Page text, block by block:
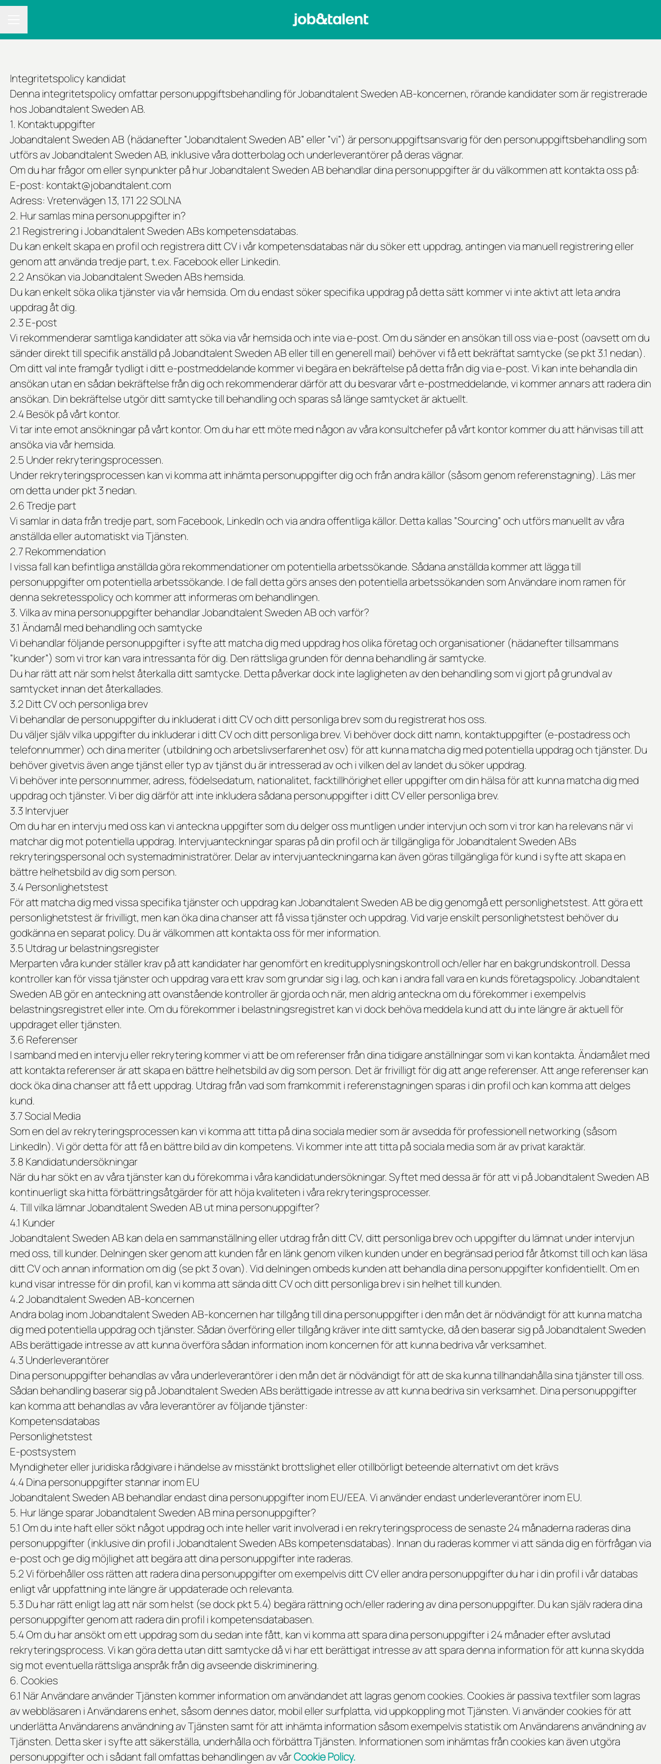
Integritetspolicy kandidat
Denna integritetspolicy omfattar personuppgiftsbehandling för Jobandtalent Sweden AB-koncernen, rörande kandidater som är registrerade
hos Jobandtalent Sweden AB.
1. Kontaktuppgifter
Jobandtalent Sweden AB (hädanefter ”Jobandtalent Sweden AB” eller ”vi”) är personuppgiftsansvarig för den personuppgiftsbehandling som
utförs av Jobandtalent Sweden AB, inklusive våra dotterbolag och underleverantörer på deras vägnar.
Om du har frågor om eller synpunkter på hur Jobandtalent Sweden AB behandlar dina personuppgifter är du välkommen att kontakta oss på:
E-post: kontakt@jobandtalent.com
Adress: Vretenvägen 13, 171 22 SOLNA
2. Hur samlas mina personuppgifter in?
2.1 Registrering i Jobandtalent Sweden ABs kompetensdatabas.
Du kan enkelt skapa en profil och registrera ditt CV i vår kompetensdatabas när du söker ett uppdrag, antingen via manuell registrering eller
genom att använda tredje part, t.ex. Facebook eller Linkedin.
2.2 Ansökan via Jobandtalent Sweden ABs hemsida.
Du kan enkelt söka olika tjänster via vår hemsida. Om du endast söker specifika uppdrag på detta sätt kommer vi inte aktivt att leta andra
uppdrag åt dig.
2.3 E-post
Vi rekommenderar samtliga kandidater att söka via vår hemsida och inte via e-post. Om du sänder en ansökan till oss via e-post (oavsett om du
sänder direkt till specifik anställd på Jobandtalent Sweden AB eller till en generell mail) behöver vi få ett bekräftat samtycke (se pkt 3.1 nedan).
Om ditt val inte framgår tydligt i ditt e-postmeddelande kommer vi begära en bekräftelse på detta från dig via e-post. Vi kan inte behandla din
ansökan utan en sådan bekräftelse från dig och rekommenderar därför att du besvarar vårt e-postmeddelande, vi kommer annars att radera din
ansökan. Din bekräftelse utgör ditt samtycke till behandling och sparas så länge samtycket är aktuellt.
2.4 Besök på vårt kontor.
Vi tar inte emot ansökningar på vårt kontor. Om du har ett möte med någon av våra konsultchefer på vårt kontor kommer du att hänvisas till att
ansöka via vår hemsida.
2.5 Under rekryteringsprocessen.
Under rekryteringsprocessen kan vi komma att inhämta personuppgifter dig och från andra källor (såsom genom referenstagning). Läs mer
om detta under pkt 3 nedan.
2.6 Tredje part
Vi samlar in data från tredje part, som Facebook, LinkedIn och via andra offentliga källor. Detta kallas ”Sourcing” och utförs manuellt av våra
anställda eller automatiskt via Tjänsten.
2.7 Rekommendation
I vissa fall kan befintliga anställda göra rekommendationer om potentiella arbetssökande. Sådana anställda kommer att lägga till
personuppgifter om potentiella arbetssökande. I de fall detta görs anses den potentiella arbetssökanden som Användare inom ramen för
denna sekretesspolicy och kommer att informeras om behandlingen.
3. Vilka av mina personuppgifter behandlar Jobandtalent Sweden AB och varför?
3.1 Ändamål med behandling och samtycke
Vi behandlar följande personuppgifter i syfte att matcha dig med uppdrag hos olika företag och organisationer (hädanefter tillsammans
”kunder”) som vi tror kan vara intressanta för dig. Den rättsliga grunden för denna behandling är samtycke.
Du har rätt att när som helst återkalla ditt samtycke. Detta påverkar dock inte lagligheten av den behandling som vi gjort på grundval av
samtycket innan det återkallades.
3.2 Ditt CV och personliga brev
Vi behandlar de personuppgifter du inkluderat i ditt CV och ditt personliga brev som du registrerat hos oss.
Du väljer själv vilka uppgifter du inkluderar i ditt CV och ditt personliga brev. Vi behöver dock ditt namn, kontaktuppgifter (e-postadress och
telefonnummer) och dina meriter (utbildning och arbetslivserfarenhet osv) för att kunna matcha dig med potentiella uppdrag och tjänster. Du
behöver givetvis även ange tjänst eller typ av tjänst du är intresserad av och i vilken del av landet du söker uppdrag.
Vi behöver inte personnummer, adress, födelsedatum, nationalitet, facktillhörighet eller uppgifter om din hälsa för att kunna matcha dig med
uppdrag och tjänster. Vi ber dig därför att inte inkludera sådana personuppgifter i ditt CV eller personliga brev.
3.3 Intervjuer
Om du har en intervju med oss kan vi anteckna uppgifter som du delger oss muntligen under intervjun och som vi tror kan ha relevans när vi
matchar dig mot potentiella uppdrag. Intervjuanteckningar sparas på din profil och är tillgängliga för Jobandtalent Sweden ABs
rekryteringspersonal och systemadministratörer. Delar av intervjuanteckningarna kan även göras tillgängliga för kund i syfte att skapa en
bättre helhetsbild av dig som person.
3.4 Personlighetstest
För att matcha dig med vissa specifika tjänster och uppdrag kan Jobandtalent Sweden AB be dig genomgå ett personlighetstest. Att göra ett
personlighetstest är frivilligt, men kan öka dina chanser att få vissa tjänster och uppdrag. Vid varje enskilt personlighetstest behöver du
godkänna en separat policy. Du är välkommen att kontakta oss för mer information.
3.5 Utdrag ur belastningsregister
Merparten våra kunder ställer krav på att kandidater har genomfört en kreditupplysningskontroll och/eller har en bakgrundskontroll. Dessa
kontroller kan för vissa tjänster och uppdrag vara ett krav som grundar sig i lag, och kan i andra fall vara en kunds företagspolicy. Jobandtalent
Sweden AB gör en anteckning att ovanstående kontroller är gjorda och när, men aldrig anteckna om du förekommer i exempelvis
belastningsregistret eller inte. Om du förekommer i belastningsregistret kan vi dock behöva meddela kund att du inte längre är aktuell för
uppdraget eller tjänsten.
3.6 Referenser
I samband med en intervju eller rekrytering kommer vi att be om referenser från dina tidigare anställningar som vi kan kontakta. Ändamålet med
att kontakta referenser är att skapa en bättre helhetsbild av dig som person. Det är frivilligt för dig att ange referenser. Att ange referenser kan
dock öka dina chanser att få ett uppdrag. Utdrag från vad som framkommit i referenstagningen sparas i din profil och kan komma att delges
kund.
3.7 Social Media
Som en del av rekryteringsprocessen kan vi komma att titta på dina sociala medier som är avsedda för professionell networking (såsom
LinkedIn). Vi gör detta för att få en bättre bild av din kompetens. Vi kommer inte att titta på sociala media som är av privat karaktär.
3.8 Kandidatundersökningar
När du har sökt en av våra tjänster kan du förekomma i våra kandidatundersökningar. Syftet med dessa är för att vi på Jobandtalent Sweden AB
kontinuerligt ska hitta förbättringsåtgärder för att höja kvaliteten i våra rekryteringsprocesser.
4. Till vilka lämnar Jobandtalent Sweden AB ut mina personuppgifter?
4.1 Kunder
Jobandtalent Sweden AB kan dela en sammanställning eller utdrag från ditt CV, ditt personliga brev och uppgifter du lämnat under intervjun
med oss, till kunder. Delningen sker genom att kunden får en länk genom vilken kunden under en begränsad period får åtkomst till och kan läsa
ditt CV och annan information om dig (se pkt 3 ovan). Vid delningen ombeds kunden att behandla dina personuppgifter konfidentiellt. Om en
kund visar intresse för din profil, kan vi komma att sända ditt CV och ditt personliga brev i sin helhet till kunden.
4.2 Jobandtalent Sweden AB-koncernen
Andra bolag inom Jobandtalent Sweden AB-koncernen har tillgång till dina personuppgifter i den mån det är nödvändigt för att kunna matcha
dig med potentiella uppdrag och tjänster. Sådan överföring eller tillgång kräver inte ditt samtycke, då den baserar sig på Jobandtalent Sweden
ABs berättigade intresse av att kunna överföra sådan information inom koncernen för att kunna bedriva vår verksamhet.
4.3 Underleverantörer
Dina personuppgifter behandlas av våra underleverantörer i den mån det är nödvändigt för att de ska kunna tillhandahålla sina tjänster till oss.
Sådan behandling baserar sig på Jobandtalent Sweden ABs berättigade intresse av att kunna bedriva sin verksamhet. Dina personuppgifter
kan komma att behandlas av våra leverantörer av följande tjänster:
Kompetensdatabas
Personlighetstest
E-postsystem
Myndigheter eller juridiska rådgivare i händelse av misstänkt brottslighet eller otillbörligt beteende alternativt om det krävs
4.4 Dina personuppgifter stannar inom EU
Jobandtalent Sweden AB behandlar endast dina personuppgifter inom EU/EEA. Vi använder endast underleverantörer inom EU.
5. Hur länge sparar Jobandtalent Sweden AB mina personuppgifter?
5.1 Om du inte haft eller sökt något uppdrag och inte heller varit involverad i en rekryteringsprocess de senaste 24 månaderna raderas dina
personuppgifter (inklusive din profil i Jobandtalent Sweden ABs kompetensdatabas). Innan du raderas kommer vi att sända dig en förfrågan via
e-post och ge dig möjlighet att begära att dina personuppgifter inte raderas.
5.2 Vi förbehåller oss rätten att radera dina personuppgifter om exempelvis ditt CV eller andra personuppgifter du har i din profil i vår databas
enligt vår uppfattning inte längre är uppdaterade och relevanta.
5.3 Du har rätt enligt lag att när som helst (se dock pkt 5.4) begära rättning och/eller radering av dina personuppgifter. Du kan själv radera dina
personuppgifter genom att radera din profil i kompetensdatabasen.
5.4 Om du har ansökt om ett uppdrag som du sedan inte fått, kan vi komma att spara dina personuppgifter i 24 månader efter avslutad
rekryteringsprocess. Vi kan göra detta utan ditt samtycke då vi har ett berättigat intresse av att spara denna information för att kunna skydda
sig mot eventuella rättsliga anspråk från dig avseende diskriminering.
6. Cookies
6.1 När Användare använder Tjänsten kommer information om användandet att lagras genom cookies. Cookies är passiva textfiler som lagras
av webbläsaren i Användarens enhet, såsom dennes dator, mobil eller surfplatta, vid uppkoppling mot Tjänsten. Vi använder cookies för att
underlätta Användarens användning av Tjänsten samt för att inhämta information såsom exempelvis statistik om Användarens användning av
Tjänsten. Detta sker i syfte att säkerställa, underhålla och förbättra Tjänsten. Informationen som inhämtas från cookies kan även utgöra
personuppgifter och i sådant fall omfattas behandlingen av vårCookie Policy.